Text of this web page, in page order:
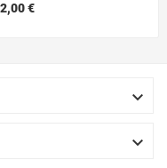
€

